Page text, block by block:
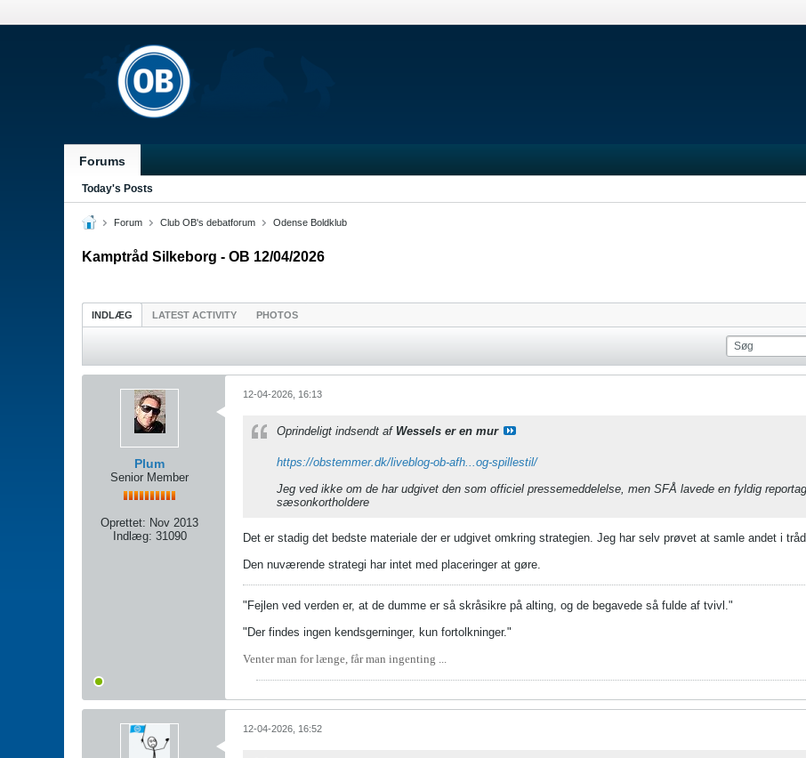
Forums
Today's Posts
Forum Club OB's debatforum Odense Boldklub
Kamptråd Silkeborg - OB 12/04/2026
INDLÆG LATEST ACTIVITY PHOTOS
Plum
Senior Member
Oprettet: Nov 2013
Indlæg: 31090
12-04-2026, 16:13
Oprindeligt indsendt af Wessels er en mur
https://obstemmer.dk/liveblog-ob-afh...og-spillestil/
Jeg ved ikke om de har udgivet den som officiel pressemeddelelse, men SFÅ lavede en fyldig
sæsonkortholdere
Det er stadig det bedste materiale der er udgivet omkring strategien. Jeg har selv prøvet at samle andet i
Den nuværende strategi har intet med placeringer at gøre.
"Fejlen ved verden er, at de dumme er så skråsikre på alting, og de begavede så fulde af tvivl."
"Der findes ingen kendsgerninger, kun fortolkninger."
Venter man for længe, får man ingenting ...
12-04-2026, 16:52